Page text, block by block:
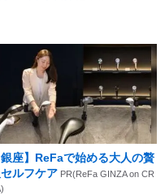
銀座】ReFaで始める大人の贅
ルフケア PR(ReFa GINZA on CR